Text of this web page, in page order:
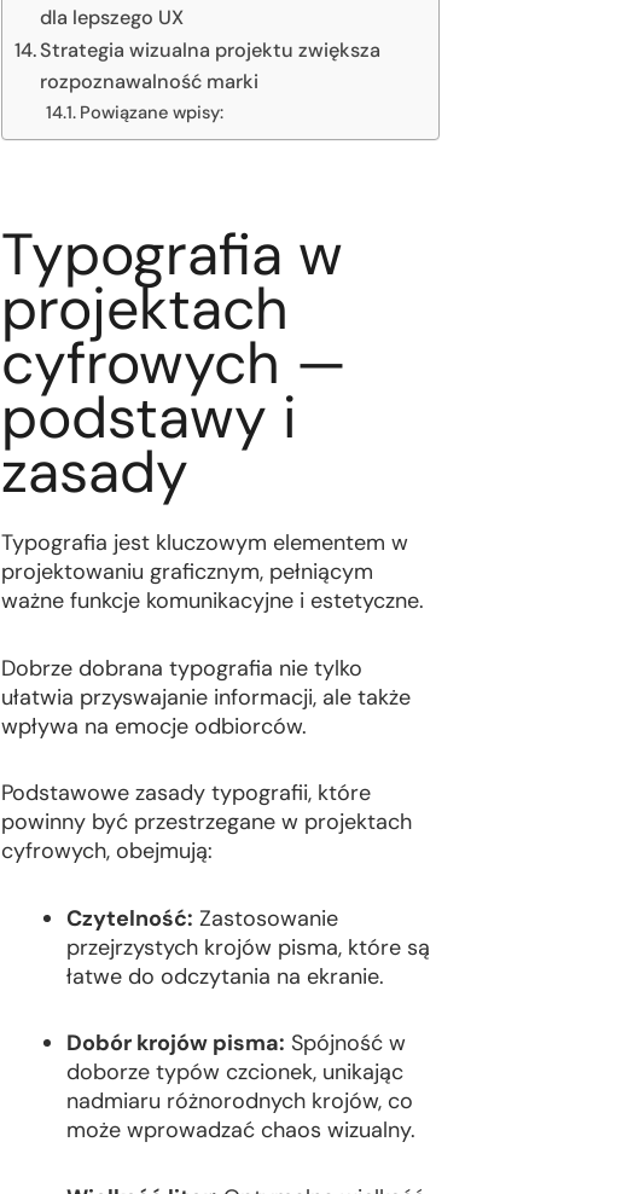
dla lepszego UX
Strategia wizualna projektu zwiększa
rozpoznawalność marki
Powiązane wpisy:
Typografia w
projektach
cyfrowych —
podstawy i
zasady
Typografia jest kluczowym elementem w
projektowaniu graficznym, pełniącym
ważne funkcje komunikacyjne i estetyczne.
Dobrze dobrana typografia nie tylko
ułatwia przyswajanie informacji, ale także
wpływa na emocje odbiorców.
Podstawowe zasady typografii, które
powinny być przestrzegane w projektach
cyfrowych, obejmują:
Czytelność: Zastosowanie
przejrzystych krojów pisma, które są
łatwe do odczytania na ekranie.
Dobór krojów pisma: Spójność w
doborze typów czcionek, unikając
nadmiaru różnorodnych krojów, co
może wprowadzać chaos wizualny.